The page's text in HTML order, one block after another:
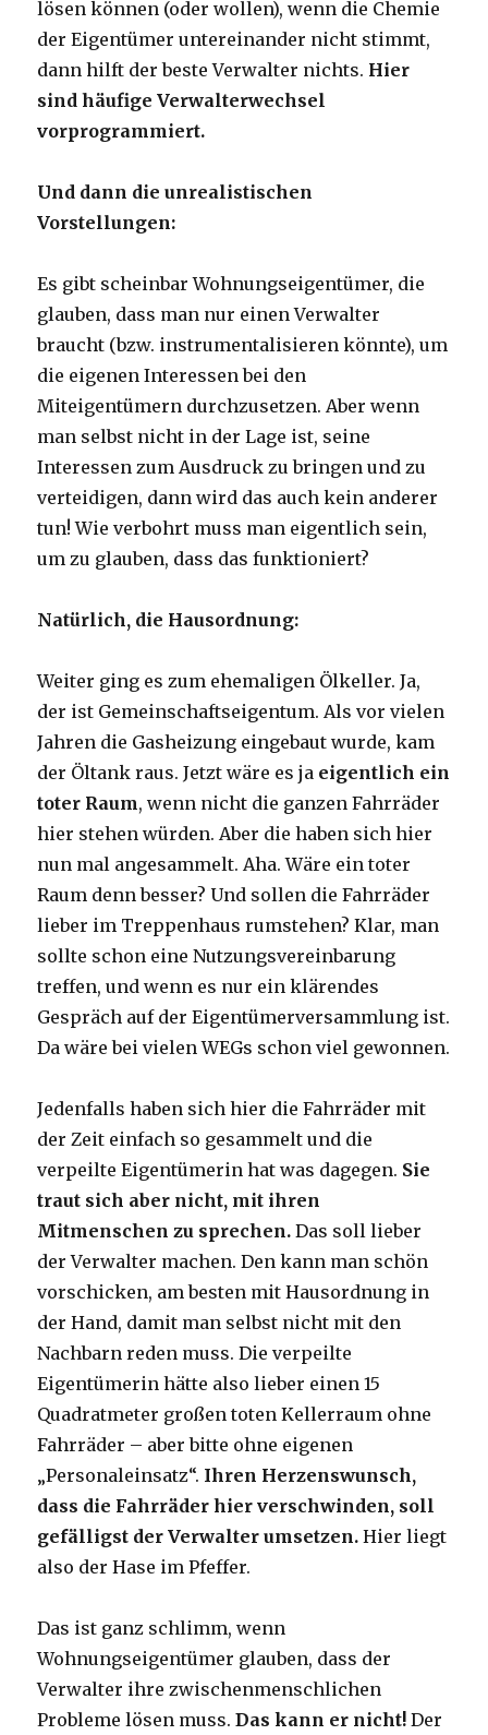
lösen können (oder wollen), wenn die Chemie
der Eigentümer untereinander nicht stimmt,
dann hilft der beste Verwalter nichts. Hier
sind häufige Verwalterwechsel
vorprogrammiert.
Und dann die unrealistischen
Vorstellungen:
Es gibt scheinbar Wohnungseigentümer, die
glauben, dass man nur einen Verwalter
braucht (bzw. instrumentalisieren könnte), um
die eigenen Interessen bei den
Miteigentümern durchzusetzen. Aber wenn
man selbst nicht in der Lage ist, seine
Interessen zum Ausdruck zu bringen und zu
verteidigen, dann wird das auch kein anderer
tun! Wie verbohrt muss man eigentlich sein,
um zu glauben, dass das funktioniert?
Natürlich, die Hausordnung:
Weiter ging es zum ehemaligen Ölkeller. Ja,
der ist Gemeinschaftseigentum. Als vor vielen
Jahren die Gasheizung eingebaut wurde, kam
der Öltank raus. Jetzt wäre es ja eigentlich ein
toter Raum, wenn nicht die ganzen Fahrräder
hier stehen würden. Aber die haben sich hier
nun mal angesammelt. Aha. Wäre ein toter
Raum denn besser? Und sollen die Fahrräder
lieber im Treppenhaus rumstehen? Klar, man
sollte schon eine Nutzungsvereinbarung
treffen, und wenn es nur ein klärendes
Gespräch auf der Eigentümerversammlung ist.
Da wäre bei vielen WEGs schon viel gewonnen.
Jedenfalls haben sich hier die Fahrräder mit
der Zeit einfach so gesammelt und die
verpeilte Eigentümerin hat was dagegen. Sie
traut sich aber nicht, mit ihren
Mitmenschen zu sprechen.Das soll lieber
der Verwalter machen. Den kann man schön
vorschicken, am besten mit Hausordnung in
der Hand, damit man selbst nicht mit den
Nachbarn reden muss. Die verpeilte
Eigentümerin hätte also lieber einen 15
Quadratmeter großen toten Kellerraum ohne
Fahrräder – aber bitte ohne eigenen
„Personaleinsatz“. Ihren Herzenswunsch,
dass die Fahrräder hier verschwinden, soll
gefälligst der Verwalter umsetzen.Hier liegt
also der Hase im Pfeffer.
Das ist ganz schlimm, wenn
Wohnungseigentümer glauben, dass der
Verwalter ihre zwischenmenschlichen
Probleme lösen muss.Das kann er nicht! Der